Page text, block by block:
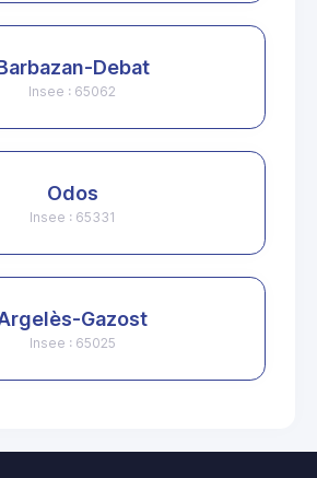
Debat
Insee : 65062
Odos
Insee : 65331
Gazost
Insee : 65025